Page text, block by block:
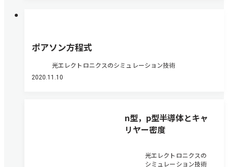
ポアソン方程式
光エレクトロニクスのシミュレーション技術
2020.11.10
n型，p型半導体とキャ
リヤー密度
光エレクトロニクスの
シミュレーション技術